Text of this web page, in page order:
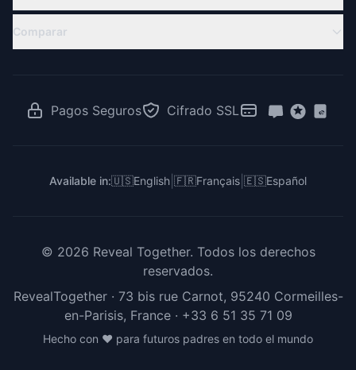
Cuenta Regresiva Revelación
Ideas de Revelación
Revelación a Distancia
Revelación de Gemelos
Revelación en el Trabajo
Comparar
RevealTogether vs Zoom
Pagos Seguros Cifrado SSL
Available in:🇺🇸English 🇫🇷Français 🇪🇸Español
© 2026 Reveal Together. Todos los derechos
reservados.
RevealTogether · 73 bis rue Carnot, 95240 Cormeilles-
en-Parisis, France · +33 6 51 35 71 09
Hecho con ❤️ para futuros padres en todo el mundo